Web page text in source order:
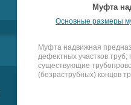
Муфта
Основные размеры
Муфта надвижная
дефектных участков труб;
существующие
(безраструбных) концов